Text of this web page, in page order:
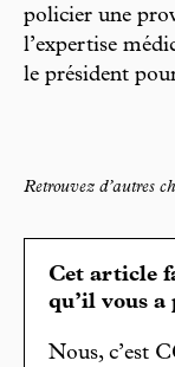
policier une
l’expertise
le président
Retrouvez d’autres
Cet article
qu’il vous a
Nous, c’est